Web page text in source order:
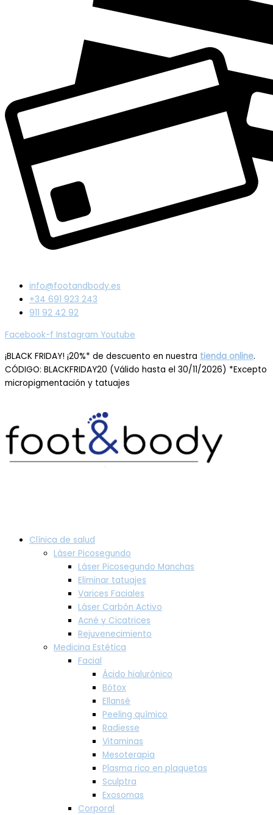
info@footandbody.es
+34 691 923 243
911 92 42 92
Facebook-f Instagram Youtube
¡BLACK FRIDAY! ¡20%* de descuento en nuestra tienda online.
CÓDIGO: BLACKFRIDAY20 (Válido hasta el 30/11/2026) *Excepto
micropigmentación y tatuajes
Clínica de salud
Láser Picosegundo
Láser Picosegundo Manchas
Eliminar tatuajes
Varices Faciales
Láser Carbón Activo
Acné y Cicatrices
Rejuvenecimiento
Medicina Estética
Facial
Ácido hialurónico
Bótox
Ellansé
Peeling químico
Radiesse
Vitaminas
Mesoterapia
Plasma rico en plaquetas
Sculptra
Exosomas
Corporal